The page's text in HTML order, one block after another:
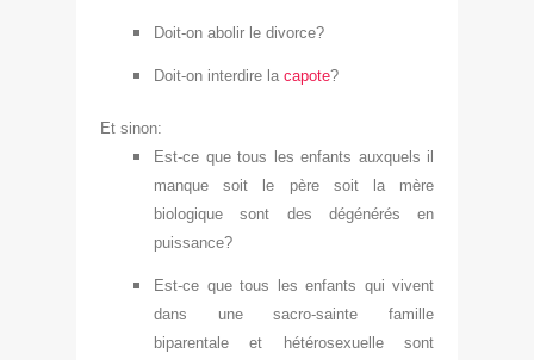
Doit-on abolir le divorce?
Doit-on interdire la capote?
Et sinon:
Est-ce que tous
les enfants auxquels il
manque soit le père soit la mère
biologique sont des dégénérés en
puissance?
Est-ce que tous les enfants qui vivent
dans unesacro-sainte famille
biparentale et hétérosexuelle sont